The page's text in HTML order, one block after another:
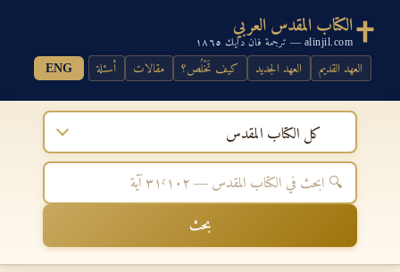
الكتاب المقدس العربي
alinjil.com — ترجمة فان دايك ١٨٦٥
العهد القديم العهد الجديد كيف تَخْلُص؟ مقالات أسئلة ENG
كل الكتاب المقدس
بحث